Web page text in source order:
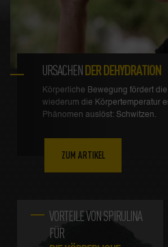
URSACHENDER DEHYDRATION
Körperliche Bewegung fördert
wiederum die Körpertemperatur
Phänomen auslöst: Schwitzen.
ZUM ARTIKEL
VORTEILE VON SPIRULINA
FÜR